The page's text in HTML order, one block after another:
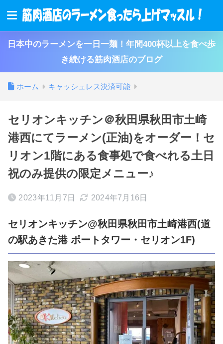
日本中のラーメンを一日一麺！年間400杯以上を食べ歩
き続ける筋肉酒店のブログ
ホーム キャッシュレス決済可能
セリオンキッチン＠秋田県秋田市土崎
港西にてラーメン(正油)をオーダー！セ
リオン1階にある食事処で食べれる土日
祝のみ提供の限定メニュー♪
2023年11月7日 2024年7月16日
セリオンキッチン@秋田県秋田市土崎港西(道
の駅あきた港 ポートタワー・セリオン1F)